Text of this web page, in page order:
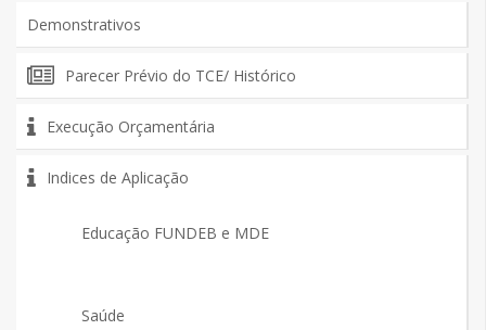
Demonstrativos
Parecer Prévio do TCE/ Histórico
Execução Orçamentária
Indices de Aplicação
Educação FUNDEB e MDE
Saúde